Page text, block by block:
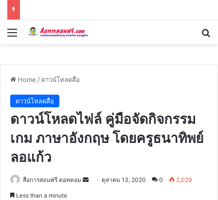
Menu
Home / ดาวน์โหลดสื่อ
ดาวน์โหลดสื่อ
ดาวน์โหลดไฟล์ คู่มือจัดกิจกรรม
เกม ภาษาอังกฤษ โดยครูธนาทิพย์
ลอแก้ว
สื่อการสอนฟรี ดอทคอม
Send ตุลาคม 13, 2020 0 2,029
Less than a minute